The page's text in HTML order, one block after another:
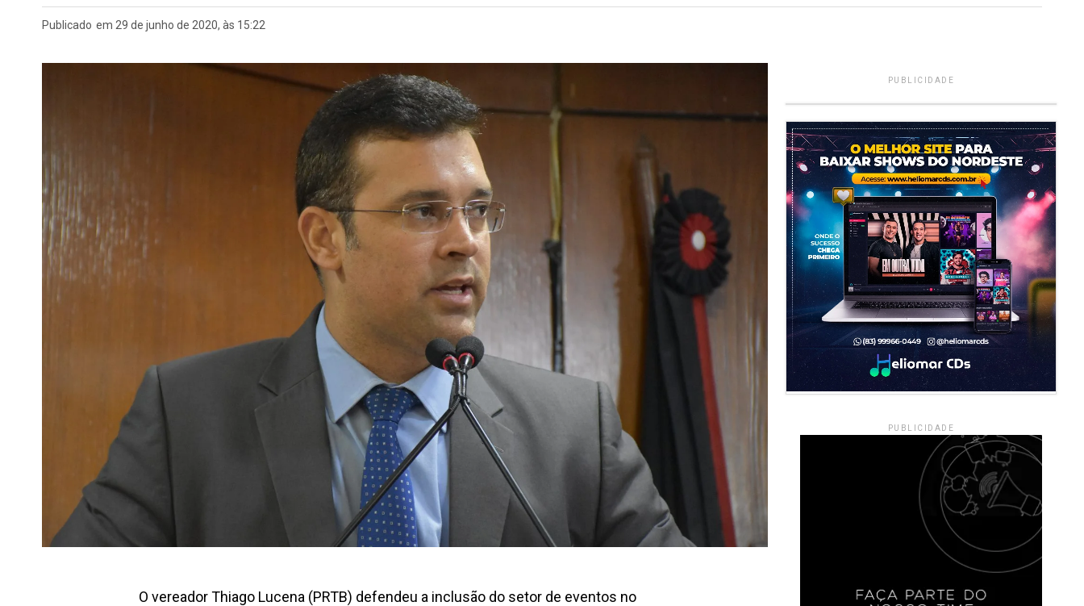
Publicado em 29 de junho de 2020, às 15:22
O vereador Thiago Lucena (PRTB) defendeu a inclusão do setor de eventos no
PUBLICIDADE
PUBLICIDADE